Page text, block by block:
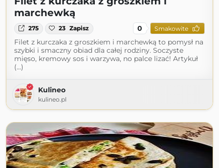
marchewką
275 23 Zapisz 0 Smakowite
Filet z kurczaka z groszkiem i marchewką to pomysł na
szybki i smaczny obiad dla całej rodziny. Soczyste
mięso, kremowy sos i warzywa, no palce lizać! Artykuł
(...)
Kulineo
kulineo.pl